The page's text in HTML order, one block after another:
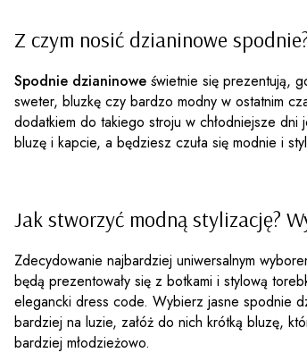
Z czym nosić dzianinowe
Spodnie dzianinowe świetnie się prezentują,
sweter, bluzkę czy bardzo modny w ostatnim
dodatkiem do takiego stroju w chłodniejsze dni
bluzę i kapcie, a będziesz czuła się modnie i
Jak stworzyć modną stylizację?
Zdecydowanie najbardziej uniwersalnym
będą prezentowały się z botkami i stylową
elegancki dress code. Wybierz jasne spodnie
bardziej na luzie, załóż do nich krótką bluzę,
bardziej młodzieżowo.